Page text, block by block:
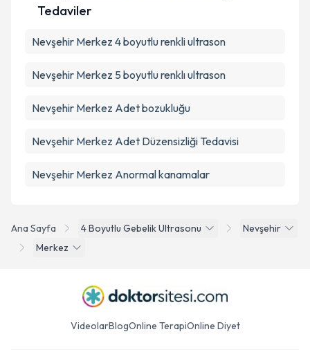
Ana Sayfa 4 Boyutlu Gebelik Ultrasonu
Nevşehir
Merkez
Tedaviler
Nevşehir Merkez 4 boyutlu renkli ultrason
Nevşehir Merkez 5 boyutlu renklı ultrason
Nevşehir Merkez Adet bozukluğu
Nevşehir Merkez Adet Düzensizliği Tedavisi
Nevşehir Merkez Anormal kanamalar
VideolarBlogOnline TerapiOnline Diyet